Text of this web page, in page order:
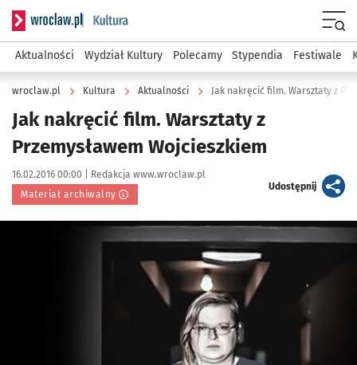
Serwis informacyjny wroclaw.pl podserwis: Kultura
Aktualności Wydział Kultury Polecamy Stypendia Festiwale
wroclaw.pl Kultura Aktualności Jak nakręcić film. Warsztaty z
Jak nakręcić film. Warsztaty z
Przemysławem Wojcieszkiem
Data publikacji:
16.02.2016 00:00 | Autor:
Redakcja www.wroclaw.pl
Materiał archiwalny
Udostępnijartykuł
Kliknij, aby powiększyć